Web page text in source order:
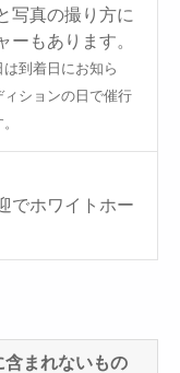
写真の撮り方に
ーもあります。
到着日にお知ら
ションの日で催行
でホワイトホー
含まれないもの